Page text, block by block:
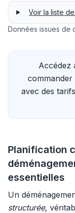
Voir la liste
Données issues de
Accédez
commander
avec des
Planification
essentielles
Un
structurée,